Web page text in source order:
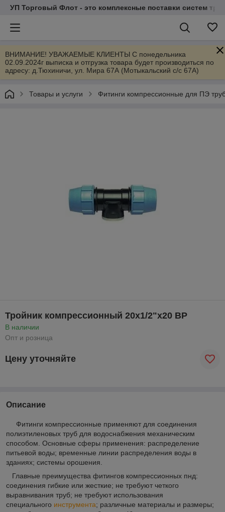
УП Торговый Флот - это комплексные поставки систем
ВНИМАНИЕ! УВАЖАЕМЫЕ КЛИЕНТЫ С понедельника
02.09.2024г выписка и отгрузка товара будет производиться по
адресу: д.Тюхиничи, ул. Мира 67А (Мотыкальский с/с 67А)
Товары и услуги Фитинги компрессионные для ПЭ
Тройник компрессионный 20x1/2"x20 ВР
В наличии
Опт и розница
Цену уточняйте
Описание
Фитинги компрессионные применяют для соединения
полиэтиленовых труб для водоснабжения механическим
способом. Основные сферы применения: распределение
питьевой воды; временные линии распределения воды в
зданиях; системы орошения.
Главные преимущества фитингов компрессионных пнд:
соединения гибкие или жесткие; не требуют четкого
выравнивания труб; не требуют использования
специального инструмента; различные материалы и размеры;